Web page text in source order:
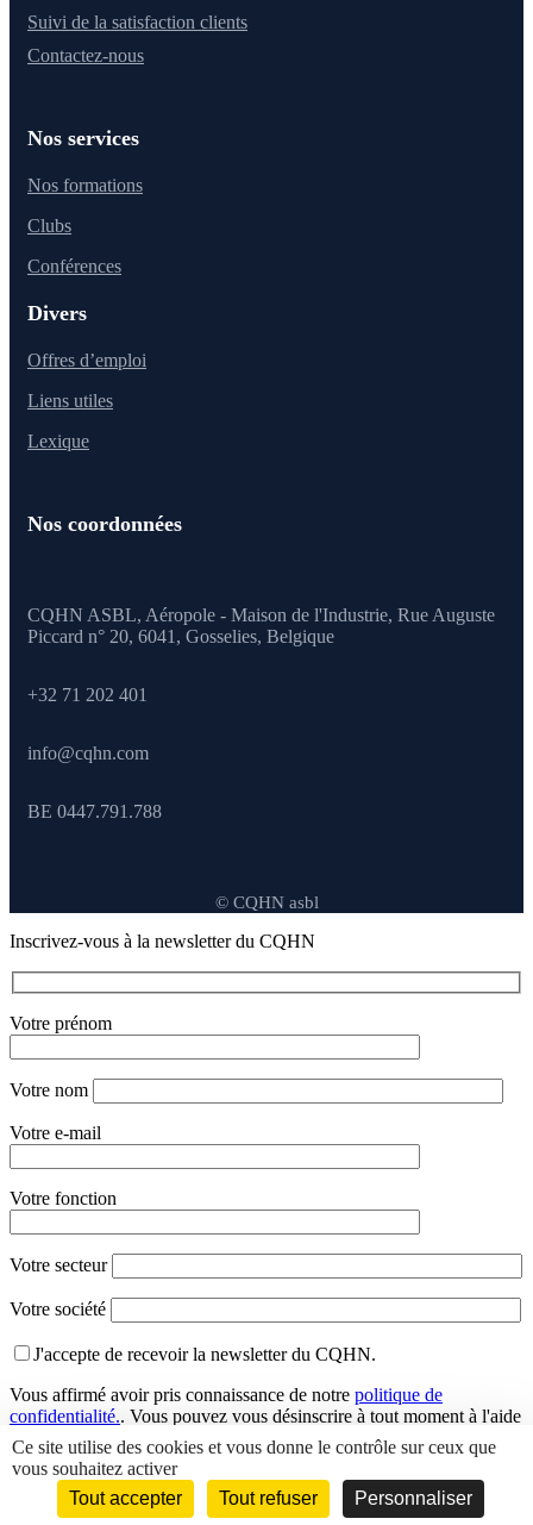
Suivi de la satisfaction clients
Contactez-nous
Nos services
Nos formations
Clubs
Conférences
Divers
Offres d’emploi
Liens utiles
Lexique
Nos coordonnées
CQHN ASBL, Aéropole - Maison de l'Industrie, Rue Auguste
Piccard n° 20, 6041, Gosselies, Belgique
+32 71 202 401
info@cqhn.com
BE 0447.791.788
© CQHN asbl
Inscrivez-vous à la newsletter du CQHN
Votre prénom
Votre nom
Votre e-mail
Votre fonction
Votre secteur
Votre société
J'accepte de recevoir la newsletter du CQHN.
Vous affirmé avoir pris connaissance de notre politique de
confidentialité.. Vous pouvez vous désinscrire à tout moment à l'aide
des liens de désinscription ou en nous contactant à l'adresse
info@cqhn.com.
Ce site utilise des cookies et vous donne le contrôle sur ceux que
vous souhaitez activer
Tout accepter
Tout refuser Personnaliser